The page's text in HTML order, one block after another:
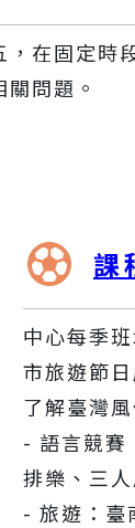
在固定時
問題。
課
中心每季
市旅遊節
了解臺灣
- 語言競賽
排樂、三
- 旅遊：臺